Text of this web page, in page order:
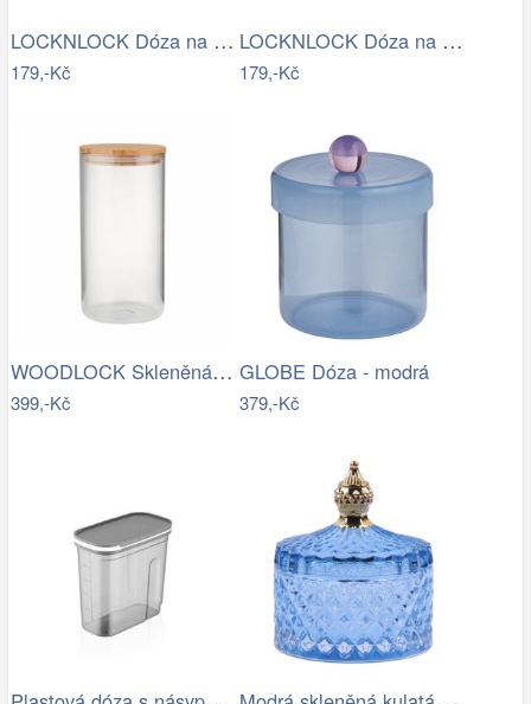
LOCKNLOCK Dóza na potraviny LOCK 2200ml…
179,-Kč
LOCKNLOCK Dóza na potraviny LOCK 760ml…
179,-Kč
WOODLOCK Skleněná dóza 2300 ml - čirá…
399,-Kč
GLOBE Dóza - modrá
379,-Kč